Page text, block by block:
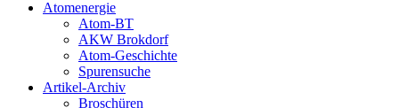
Atomenergie
Atom-BT
AKW Brokdorf
Atom-Geschichte
Spurensuche
Artikel-Archiv
Broschüren